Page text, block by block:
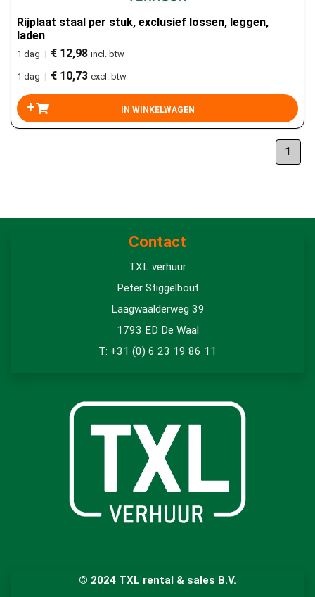
Rijplaat staal per stuk, exclusief lossen, leggen,
laden
1 dag | € 12,98 incl. btw
1 dag | € 10,73 excl. btw
1
Contact
TXL verhuur
Peter Stiggelbout
Laagwaalderweg 39
1793 ED De Waal
T: +31 (0) 6 23 19 86 11
© 2024 TXL rental & sales B.V.